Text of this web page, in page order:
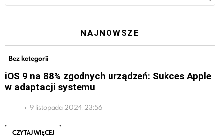
NAJNOWSZE
Bez kategorii
iOS 9 na 88% zgodnych urządzeń: Sukces Apple
w adaptacji systemu
9 listopada 2024, 23:56
CZYTAJ WIĘCEJ